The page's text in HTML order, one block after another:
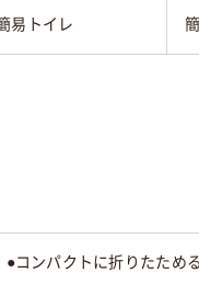
易トイレ
ンパクトに折りたためる